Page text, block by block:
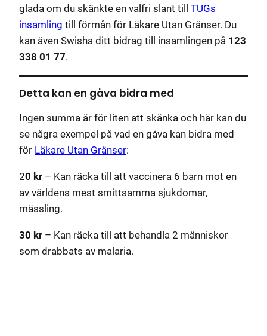
glada om du skänkte en valfri slant till TUGs
insamling till förmån för Läkare Utan Gränser. Du
kan även Swisha ditt bidrag till insamlingen på 123
338 01 77.
Detta kan en gåva bidra med
Ingen summa är för liten att skänka och här kan du
se några exempel på vad en gåva kan bidra med
för Läkare Utan Gränser:
20 kr – Kan räcka till att vaccinera 6 barn mot en
av världens mest smittsamma sjukdomar,
mässling.
30 kr – Kan räcka till att behandla 2 människor
som drabbats av malaria.